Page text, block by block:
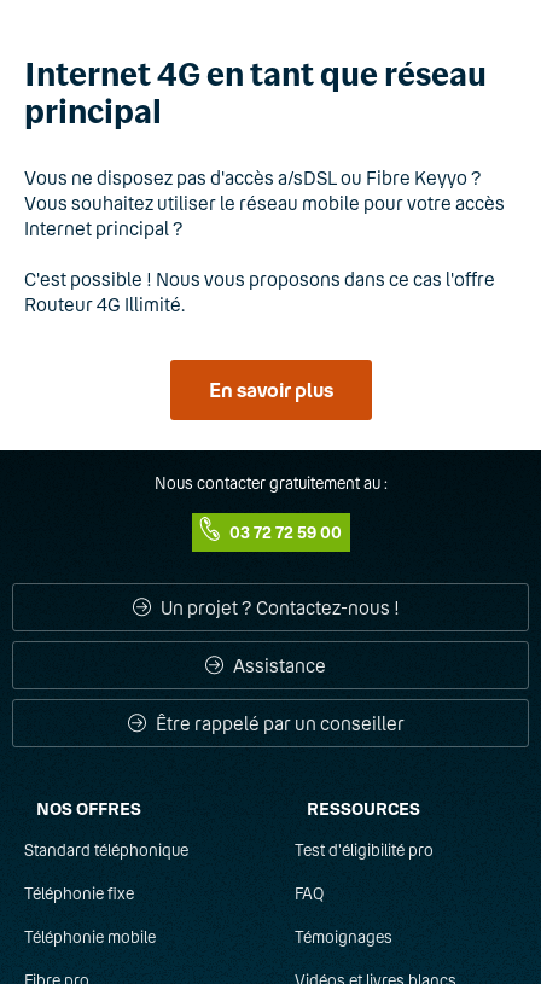
Internet 4G en tant que réseau
principal
Vous ne disposez pas d'accès a/sDSL ou Fibre Keyyo ?
Vous souhaitez utiliser le réseau mobile pour votre accès
Internet principal ?
C'est possible ! Nous vous proposons dans ce cas l'offre
Routeur 4G Illimité.
En savoir plus
Nous contacter gratuitement au :
03 72 72 59 00
Un projet ? Contactez-nous !
Assistance
Être rappelé par un conseiller
NOS OFFRES
Standard téléphonique
Téléphonie fixe
Téléphonie mobile
RESSOURCES
Test d'éligibilité pro
FAQ
Témoignages